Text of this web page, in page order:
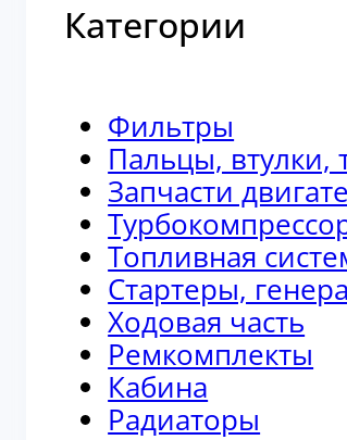
Категории
Фильтры
Пальцы, втулки,
Запчасти
Топливная
Стартеры,
Ходовая часть
Ремкомплекты
Кабина
Радиаторы